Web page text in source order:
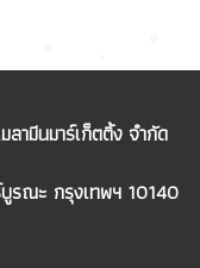
ามีนมาร์เก็ตติ้ง จำกัด
รณะ กรุงเทพฯ 10140